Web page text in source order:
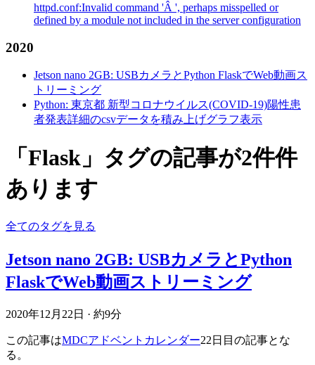
httpd.conf:Invalid command 'Â ', perhaps misspelled or
defined by a module not included in the server configuration
2020
Jetson nano 2GB: USBカメラとPython FlaskでWeb動画ス
トリーミング
Python: 東京都 新型コロナウイルス(COVID-19)陽性患
者発表詳細のcsvデータを積み上げグラフ表示
「Flask」タグの記事が2件件
あります
全てのタグを見る
Jetson nano 2GB: USBカメラとPython
FlaskでWeb動画ストリーミング
2020年12月22日 · 約9分
この記事はMDCアドベントカレンダー22日目の記事とな
る。